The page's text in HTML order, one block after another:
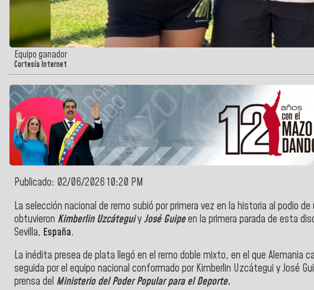
Equipo ganador
Cortesía Internet
Publicado: 02/06/2026 10:20 PM
La selección nacional de remo subió por primera vez en la historia al podio de
obtuvieron Kimberlin UzcáteguiyJosé Guipeen la primera parada de esta
Sevilla, España.
La inédita presea de plata llegó en el remo doble mixto, en el que Alemania
seguida por el equipo nacional conformado por Kimberlin Uzcátegui y José
prensa del Ministerio del Poder Popular para el Deporte.